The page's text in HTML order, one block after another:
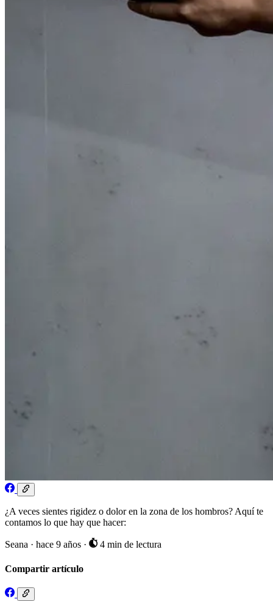
¿A veces sientes rigidez o dolor en la zona de los hombros? Aquí te
contamos lo que hay que hacer:
Seana · hace 9 años · 4 min de lectura
Compartir artículo